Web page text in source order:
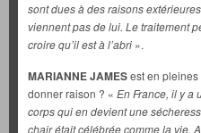
sont dues à des raisons
viennent pas de lui. Le traitement
croire qu’il est à l’abri ».
MARIANNE JAMESest en
donner raison ? « En France, il y a
corps qui en devient une
chair était célébrée comme la vie.